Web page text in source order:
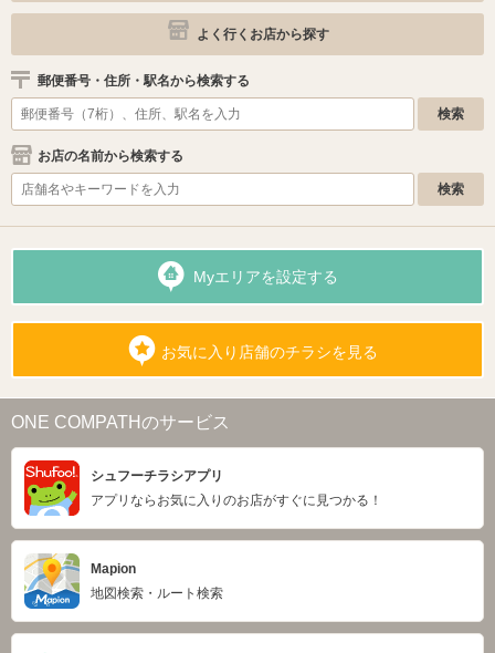
よく行くお店から探す
郵便番号・住所・駅名から検索する
お店の名前から検索する
Myエリアを設定する
お気に入り店舗のチラシを見る
ONE COMPATHのサービス
シュフーチラシアプリ
アプリならお気に入りのお店がすぐに見つかる！
Mapion
地図検索・ルート検索